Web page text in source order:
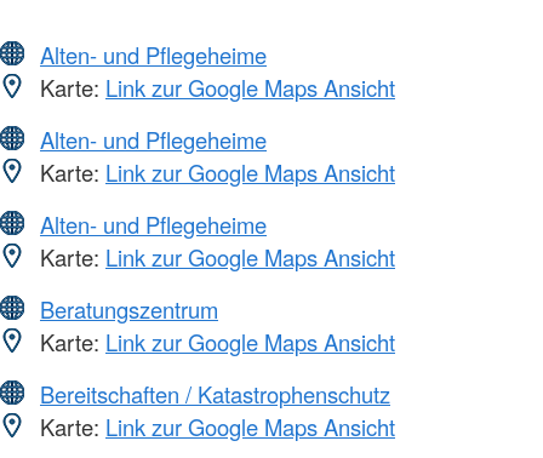
Alten- und Pflegeheime
Karte: Link zur Google Maps Ansicht
Alten- und Pflegeheime
Karte: Link zur Google Maps Ansicht
Alten- und Pflegeheime
Karte: Link zur Google Maps Ansicht
Beratungszentrum
Karte: Link zur Google Maps Ansicht
Bereitschaften / Katastrophenschutz
Karte: Link zur Google Maps Ansicht